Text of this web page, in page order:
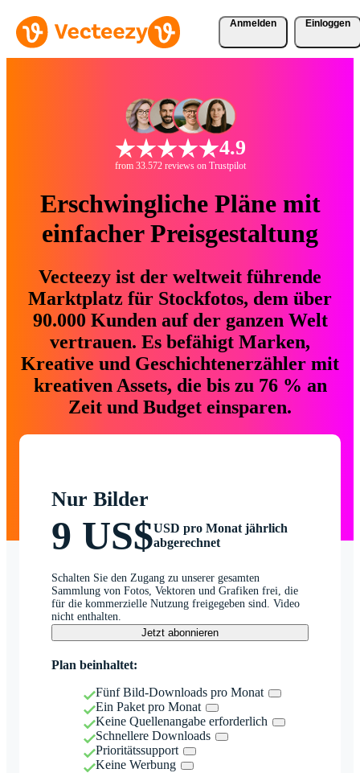
Anmelden Einloggen
4.9
from 33.572 reviews on Trustpilot
Erschwingliche Pläne mit
einfacher Preisgestaltung
Vecteezy ist der weltweit führende
Marktplatz für Stockfotos, dem über
90.000 Kunden auf der ganzen Welt
vertrauen. Es befähigt Marken,
Kreative und Geschichtenerzähler mit
kreativen Assets, die bis zu 76 % an
Zeit und Budget einsparen.
Nur Bilder
9 US$USD pro Monat jährlich
abgerechnet
Schalten Sie den Zugang zu unserer gesamten
Sammlung von Fotos, Vektoren und Grafiken frei, die
für die kommerzielle Nutzung freigegeben sind. Video
nicht enthalten.
Jetzt abonnieren
Plan beinhaltet:
Fünf Bild-Downloads pro Monat
Ein Paket pro Monat
Keine Quellenangabe erforderlich
Schnellere Downloads
Prioritätssupport
Keine Werbung